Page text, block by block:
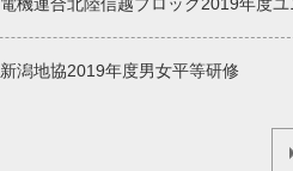
新潟地協2019年度男女平等研修